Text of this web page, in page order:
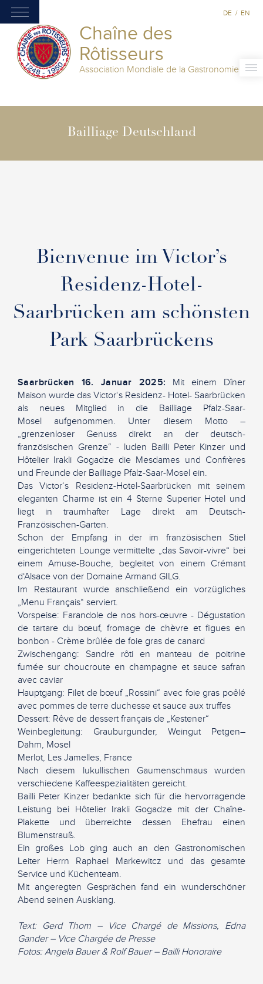
Chaîne des
Rôtisseurs
Association Mondiale de la Gastronomie
DE / EN
Bailliage Deutschland
Bienvenue im Victor’s
Residenz-Hotel-
Saarbrücken am schönsten
Park Saarbrückens
Saarbrücken 16. Januar 2025: Mit einem Dîner
Maison wurde das Victor‘s Residenz- Hotel- Saarbrücken
als neues Mitglied in die Bailliage Pfalz-Saar-
Mosel aufgenommen. Unter diesem Motto –
„grenzenloser Genuss direkt an der deutsch-
französischen Grenze“ - luden Bailli Peter Kinzer und
Hôtelier Irakli Gogadze die Mesdames und Confrères
und Freunde der Bailliage Pfalz-Saar-Mosel ein.
Das Victor‘s Residenz-Hotel-Saarbrücken mit seinem
eleganten Charme ist ein 4 Sterne Superier Hotel und
liegt in traumhafter Lage direkt am Deutsch-
Französischen-Garten.
Schon der Empfang in der im französischen Stiel
eingerichteten Lounge vermittelte „das Savoir-vivre“ bei
einem Amuse-Bouche, begleitet von einem Crémant
d‘Alsace von der Domaine Armand GILG.
Im Restaurant wurde anschließend ein vorzügliches
„Menu Français“ serviert.
Vorspeise: Farandole de nos hors-œuvre - Dégustation
de tartare du bœuf, fromage de chèvre et figues en
bonbon - Crème brûlée de foie gras de canard
Zwischengang: Sandre rôti en manteau de poitrine
fumée sur choucroute en champagne et sauce safran
avec caviar
Hauptgang: Filet de bœuf „Rossini“ avec foie gras poêlé
avec pommes de terre duchesse et sauce aux truffes
Dessert: Rêve de dessert français de „Kestener“
Weinbegleitung: Grauburgunder, Weingut Petgen–
Dahm, Mosel
Merlot, Les Jamelles, France
Nach diesem lukullischen Gaumenschmaus wurden
verschiedene Kaffeespezialitäten gereicht.
Bailli Peter Kinzer bedankte sich für die hervorragende
Leistung bei Hôtelier Irakli Gogadze mit der Chaîne-
Plakette und überreichte dessen Ehefrau einen
Blumenstrauß.
Ein großes Lob ging auch an den Gastronomischen
Leiter Herrn Raphael Markewitcz und das gesamte
Service und Küchenteam.
Mit angeregten Gesprächen fand ein wunderschöner
Abend seinen Ausklang.
Text: Gerd Thom – Vice Chargé de Missions, Edna
Gander – Vice Chargée de Presse
Fotos: Angela Bauer & Rolf Bauer – Bailli Honoraire